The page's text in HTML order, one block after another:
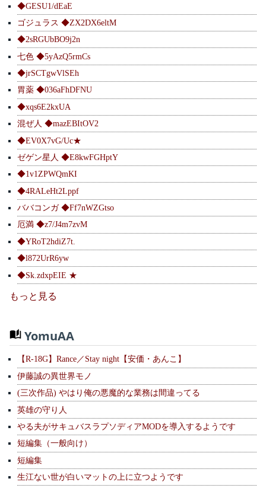
◆GESU1/dEaE
ゴジュラス ◆ZX2DX6eltM
◆2sRGUbBO9j2n
七色 ◆5yAzQ5rmCs
◆jrSCTgwVlSEh
胃薬 ◆036aFhDFNU
◆xqs6E2kxUA
混ぜ人 ◆mazEBItOV2
◆EV0X7vG/Uc★
ゼゲン星人 ◆E8kwFGHptY
◆1v1ZPWQmKI
◆4RALeHt2Lppf
ババコンガ ◆Ff7nWZGtso
厄満 ◆z7/J4m7zvM
◆YRoT2hdiZ7t.
◆l872UrR6yw
◆Sk.zdxpEIE ★
もっと見る
YomuAA
【R-18G】Rance／Stay night【安価・あんこ】
伊藤誠の異世界モノ
(三次作品) やはり俺の悪魔的な業務は間違ってる
英雄の守り人
やる夫がサキュバスラプソディアMODを導入するようです
短編集（一般向け）
短編集
生江ない世が白いマットの上に立つようです